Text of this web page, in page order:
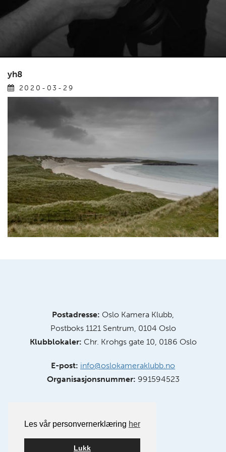
Les vår personvernerklæring her
Lukk
yh8
2020-03-29
Postadresse: Oslo Kamera Klubb,
Postboks 1121 Sentrum, 0104 Oslo
Klubblokaler: Chr. Krohgs gate 10, 0186 Oslo
E-post: info@oslokameraklubb.no
Organisasjonsnummer: 991594523